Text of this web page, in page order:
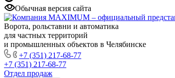
Обычная версия сайта
Ворота, рольставни и автоматика
для частных территорий
и промышленных объектов в Челябинске
+7 (351) 217-68-77
+7 (351) 217-68-77
Отдел продаж